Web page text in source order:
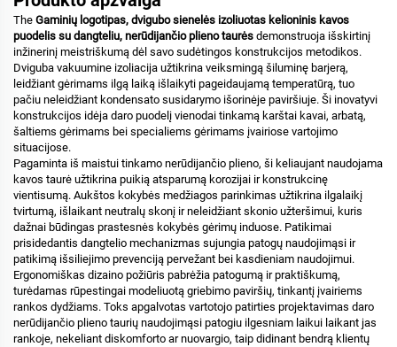
The Gaminių logotipas, dvigubo sienelės izoliuotas kelioninis kavos
puodelis su dangteliu, nerūdijančio plieno taurės demonstruoja išskirtinį
inžinerinį meistriškumą dėl savo sudėtingos konstrukcijos metodikos.
Dviguba vakuumine izoliacija užtikrina veiksmingą šiluminę barjerą,
leidžiant gėrimams ilgą laiką išlaikyti pageidaujamą temperatūrą, tuo
pačiu neleidžiant kondensato susidarymo išorinėje paviršiuje. Ši inovatyvi
konstrukcijos idėja daro puodelį vienodai tinkamą karštai kavai, arbatą,
šaltiems gėrimams bei specialiems gėrimams įvairiose vartojimo
situacijose.
Pagaminta iš maistui tinkamo nerūdijančio plieno, ši keliaujant naudojama
kavos taurė užtikrina puikią atsparumą korozijai ir konstrukcinę
vientisumą. Aukštos kokybės medžiagos parinkimas užtikrina ilgalaikį
tvirtumą, išlaikant neutralų skonį ir neleidžiant skonio užteršimui, kuris
dažnai būdingas prastesnės kokybės gėrimų induose. Patikimai
prisidedantis dangtelio mechanizmas sujungia patogų naudojimąsi ir
patikimą išsiliejimo prevenciją pervežant bei kasdieniam naudojimui.
Ergonomiškas dizaino požiūris pabrėžia patogumą ir praktiškumą,
turėdamas rūpestingai modeliuotą griebimo paviršių, tinkantį įvairiems
rankos dydžiams. Toks apgalvotas vartotojo patirties projektavimas daro
nerūdijančio plieno taurių naudojimąsi patogiu ilgesniam laikui laikant jas
rankoje, nekeliant diskomforto ar nuovargio, taip didinant bendrą klientų